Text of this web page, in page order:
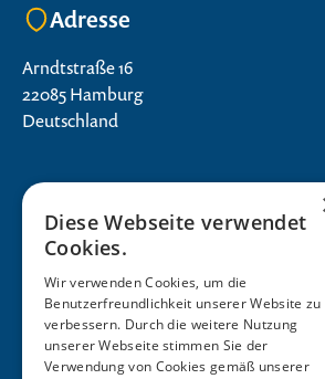
Adresse
Arndtstraße 16
22085 Hamburg
Deutschland
Diese Webseite verwendet
Cookies.
Wir verwenden Cookies, um die
Benutzerfreundlichkeit unserer Website zu
verbessern. Durch die weitere Nutzung
unserer Webseite stimmen Sie der
Verwendung von Cookies gemäß unserer